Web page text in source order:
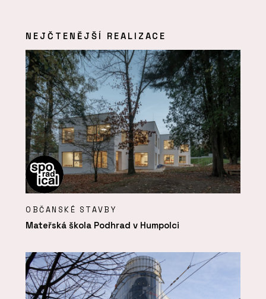
NEJČTENĚJŠÍ REALIZACE
OBČANSKÉ STAVBY
Mateřská škola Podhrad v Humpolci